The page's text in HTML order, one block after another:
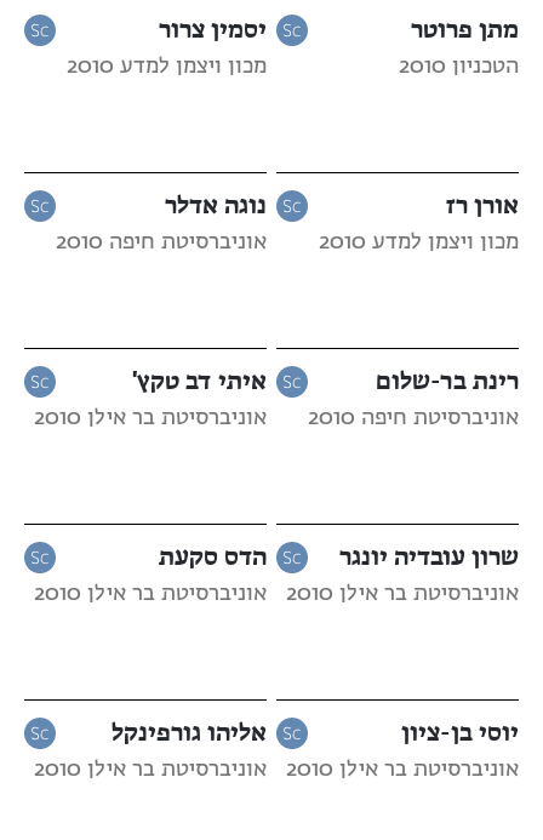
מתן פרוטר
הטכניון 2010
יסמין צרור
מכון ויצמן למדע 2010
אורן רז
מכון ויצמן למדע 2010
נוגה אדלר
אוניברסיטת חיפה 2010
רינת בר-שלום
אוניברסיטת חיפה 2010
איתי דב טקץ'
אוניברסיטת בר אילן 2010
שרון עובדיה יונגר
אוניברסיטת בר אילן 2010
הדס סקעת
אוניברסיטת בר אילן 2010
יוסי בן-ציון
אוניברסיטת בר אילן 2010
אליהו גורפינקל
אוניברסיטת בר אילן 2010